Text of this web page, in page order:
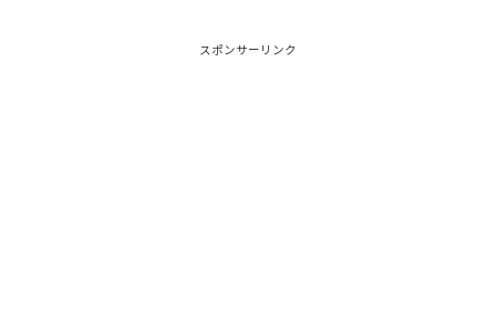
スポンサーリンク